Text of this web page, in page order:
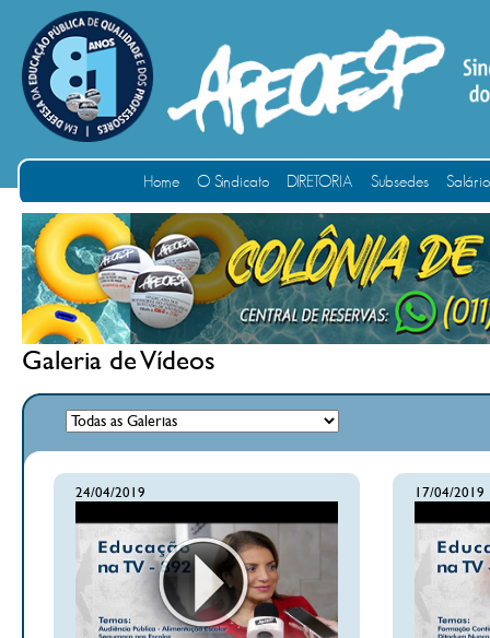
Home O Sindicato DIRETORIA Subsedes
Galeria de Vídeos
24/04/2019 17/04/2019